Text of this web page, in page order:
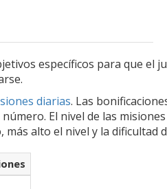
específicos para que el
diarias. Las
El nivel de las
alto el nivel y la dificultad